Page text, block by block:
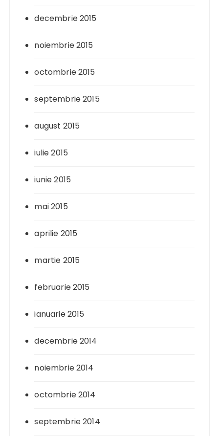
decembrie 2015
noiembrie 2015
octombrie 2015
septembrie 2015
august 2015
iulie 2015
iunie 2015
mai 2015
aprilie 2015
martie 2015
februarie 2015
ianuarie 2015
decembrie 2014
noiembrie 2014
octombrie 2014
septembrie 2014